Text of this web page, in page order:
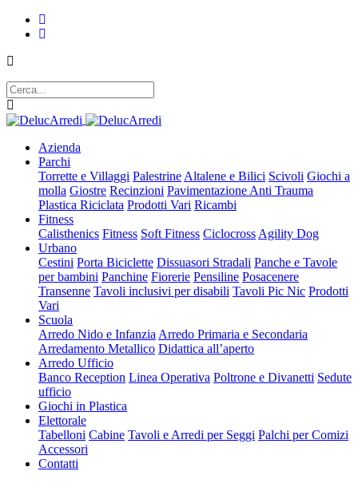
Azienda
Parchi
Torrette e Villaggi Palestrine Altalene e Bilici Scivoli Giochi a
molla Giostre Recinzioni Pavimentazione Anti Trauma
Plastica Riciclata Prodotti Vari Ricambi
Fitness
Calisthenics Fitness Soft Fitness Ciclocross Agility Dog
Urbano
Cestini Porta Biciclette Dissuasori Stradali Panche e Tavole
per bambini Panchine Fiorerie Pensiline Posacenere
Transenne Tavoli inclusivi per disabili Tavoli Pic Nic Prodotti
Vari
Scuola
Arredo Nido e Infanzia Arredo Primaria e Secondaria
Arredamento Metallico Didattica all’aperto
Arredo Ufficio
Banco Reception Linea Operativa Poltrone e Divanetti Sedute
ufficio
Giochi in Plastica
Elettorale
Tabelloni Cabine Tavoli e Arredi per Seggi Palchi per Comizi
Accessori
Contatti